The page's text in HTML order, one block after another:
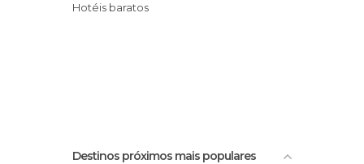
Hotéis baratos
Destinos próximos mais populares